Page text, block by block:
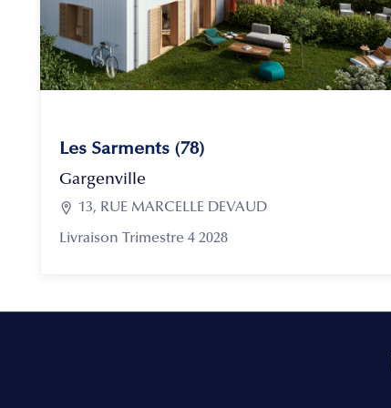
Les Sarments (78)
Gargenville
 13, RUE MARCELLE DEVAUD
Livraison Trimestre 4 2028